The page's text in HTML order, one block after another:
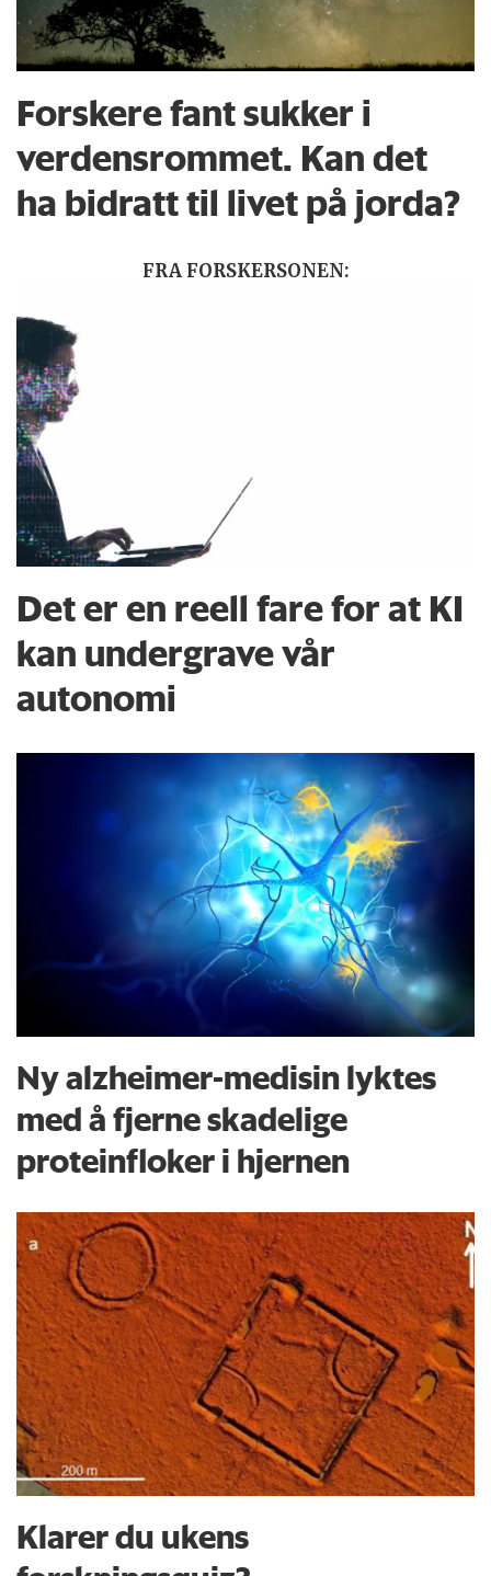
Forskere fant sukker i
verdensrommet. Kan det
ha bidratt til livet på jorda?
FRA FORSKERSONEN:
Det er en reell fare for at KI
kan undergrave vår
autonomi
Ny alzheimer-medisin lyktes
med å fjerne skadelige
proteinfloker i hjernen
Klarer du ukens